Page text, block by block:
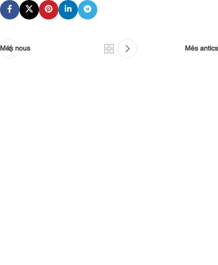
Més nous Més antics